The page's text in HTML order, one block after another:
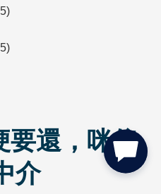
要還，咪俾
介